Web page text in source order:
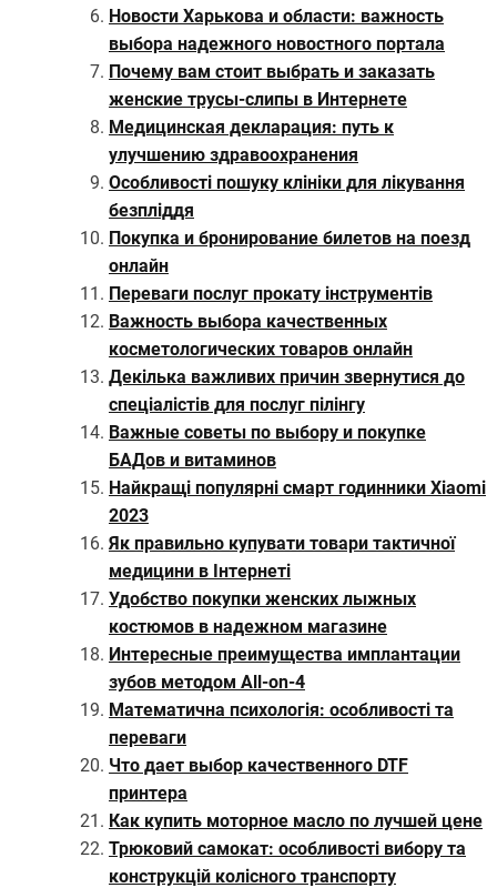
Новости Харькова и области: важность
выбора надежного новостного портала
Почему вам стоит выбрать и заказать
женские трусы-слипы в Интернете
Медицинская декларация: путь к
улучшению здравоохранения
Особливості пошуку клініки для лікування
безпліддя
Покупка и бронирование билетов на поезд
онлайн
Переваги послуг прокату інструментів
Важность выбора качественных
косметологических товаров онлайн
Декілька важливих причин звернутися до
спеціалістів для послуг пілінгу
Важные советы по выбору и покупке
БАДов и витаминов
Найкращі популярні смарт годинники Xiaomi
2023
Як правильно купувати товари тактичної
медицини в Інтернеті
Удобство покупки женских лыжных
костюмов в надежном магазине
Интересные преимущества имплантации
зубов методом All-on-4
Математична психологія: особливості та
переваги
Что дает выбор качественного DTF
принтера
Как купить моторное масло по лучшей цене
Трюковий самокат: особливості вибору та
конструкцій колісного транспорту